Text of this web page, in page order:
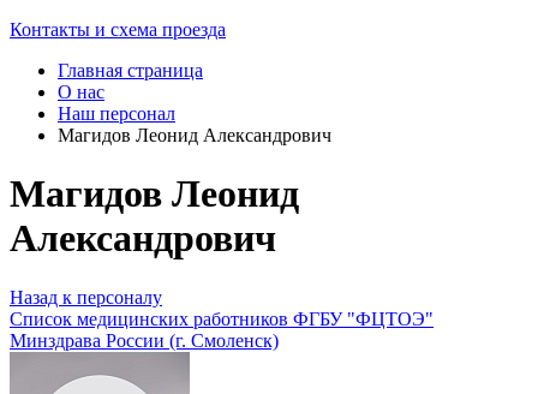
Контакты и схема проезда
Главная страница
О нас
Наш персонал
Магидов Леонид Александрович
Магидов Леонид
Александрович
Назад к персоналу
Список медицинских работников ФГБУ "ФЦТОЭ"
Минздрава России (г. Смоленск)